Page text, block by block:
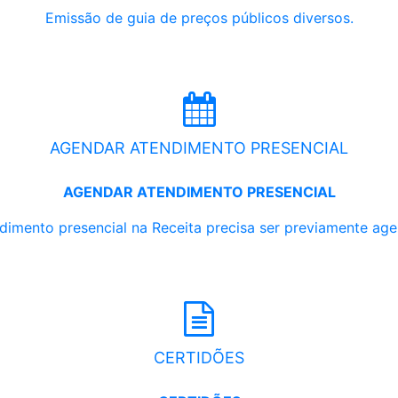
Emissão de guia de preços públicos diversos.
AGENDAR ATENDIMENTO PRESENCIAL
AGENDAR ATENDIMENTO PRESENCIAL
presencial na Receita precisa ser previamente
CERTIDÕES